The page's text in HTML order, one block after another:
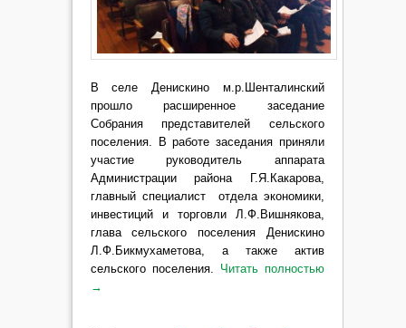
В селе Денискино м.р.Шенталинский
прошло расширенное заседание
Собрания представителей сельского
поселения. В работе заседания приняли
участие руководитель аппарата
Администрации района Г.Я.Какарова,
главный специалист отдела экономики,
инвестиций и торговли Л.Ф.Вишнякова,
глава сельского поселения Денискино
Л.Ф.Бикмухаметова, а также актив
сельского поселения. Читать полностью
→